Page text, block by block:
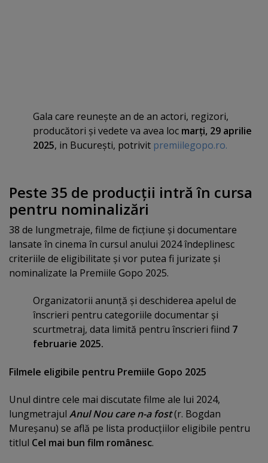
Gala care reuneşte an de an actori, regizori,
producători şi vedete va avea loc marţi, 29 aprilie
2025, in Bucureşti, potrivit premiilegopo.ro.
Peste 35 de producţii intră în cursa
pentru nominalizări
38 de lungmetraje, filme de ficţiune şi documentare
lansate în cinema în cursul anului 2024 îndeplinesc
criteriile de eligibilitate şi vor putea fi jurizate şi
nominalizate la Premiile Gopo 2025.
Organizatorii anunţă şi deschiderea apelul de
înscrieri pentru categoriile documentar şi
scurtmetraj, data limită pentru înscrieri fiind 7
februarie 2025.
Filmele eligibile pentru Premiile Gopo 2025
Unul dintre cele mai discutate filme ale lui 2024,
lungmetrajul Anul Nou care n-a fost(r. Bogdan
Mureşanu) se află pe lista producţiilor eligibile pentru
titlul Cel mai bun film românesc.